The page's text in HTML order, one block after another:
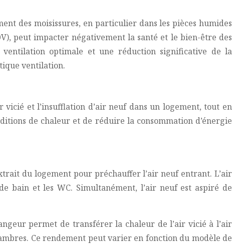
des moisissures, en particulier dans les pièces humides
peut impacter négativement la santé et le bien-être des
ventilation optimale et une réduction significative de la
ventilation.
et l’insufflation d’air neuf dans un logement, tout en
de chaleur et de réduire la consommation d’énergie
du logement pour préchauffer l’air neuf entrant. L’air
bain et les WC. Simultanément, l’air neuf est aspiré de
permet de transférer la chaleur de l’air vicié à l’air
Ce rendement peut varier en fonction du modèle de